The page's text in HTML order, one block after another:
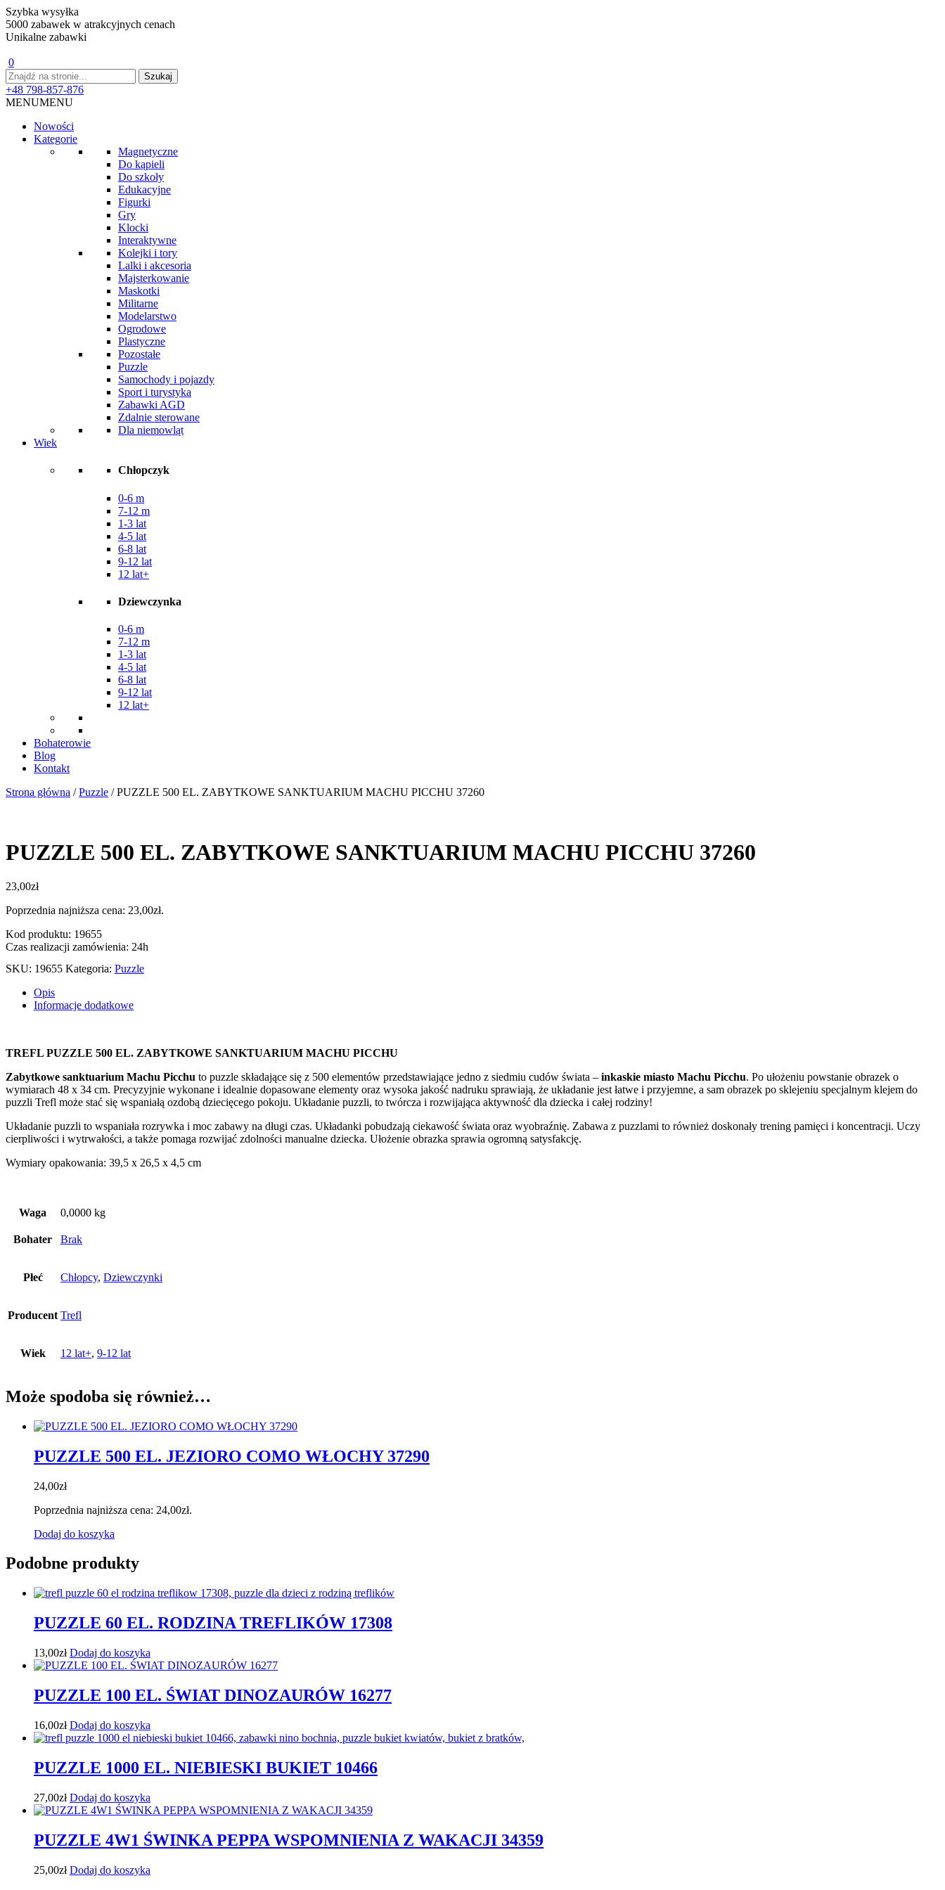
Szybka wysyłka
5000 zabawek w atrakcyjnych cenach
Unikalne zabawki
0
+48 798-857-876
MENUMENU
Nowości
Kategorie
Magnetyczne
Do kąpieli
Do szkoły
Edukacyjne
Figurki
Gry
Klocki
Interaktywne
Kolejki i tory
Lalki i akcesoria
Majsterkowanie
Maskotki
Militarne
Modelarstwo
Ogrodowe
Plastyczne
Pozostałe
Puzzle
Samochody i pojazdy
Sport i turystyka
Zabawki AGD
Zdalnie sterowane
Dla niemowląt
Wiek
Chłopczyk
0-6 m
7-12 m
1-3 lat
4-5 lat
6-8 lat
9-12 lat
12 lat+
Dziewczynka
0-6 m
7-12 m
1-3 lat
4-5 lat
6-8 lat
9-12 lat
12 lat+
Bohaterowie
Blog
Kontakt
Strona główna /Puzzle / PUZZLE 500 EL. ZABYTKOWE SANKTUARIUM MACHU PICCHU 37260
PUZZLE 500 EL. ZABYTKOWE SANKTUARIUM MACHU PICCHU 37260
23,00zł
Poprzednia najniższa cena: 23,00zł.
Kod produktu: 19655
Czas realizacji zamówienia: 24h
SKU: 19655 Kategoria: Puzzle
Opis
Informacje dodatkowe
TREFL PUZZLE 500 EL. ZABYTKOWE SANKTUARIUM MACHU PICCHU
Zabytkowe sanktuarium Machu Picchu to puzzle składające się z 500 elementów przedstawiające jedno z siedmiu cudów świata – inkaskie miasto Machu Picchu. Po ułożeniu powstanie obrazek o
wymiarach 48 x 34 cm. Precyzyjnie wykonane i idealnie dopasowane elementy oraz wysoka jakość nadruku sprawiają, że układanie jest łatwe i przyjemne, a sam obrazek po sklejeniu specjalnym klejem do
puzzli Trefl może stać się wspaniałą ozdobą dziecięcego pokoju. Układanie puzzli, to twórcza i rozwijająca aktywność dla dziecka i całej rodziny!
Układanie puzzli to wspaniała rozrywka i moc zabawy na długi czas. Układanki pobudzają ciekawość świata oraz wyobraźnię. Zabawa z puzzlami to również doskonały trening pamięci i koncentracji. Uczy
cierpliwości i wytrwałości, a także pomaga rozwijać zdolności manualne dziecka. Ułożenie obrazka sprawia ogromną satysfakcję.
Wymiary opakowania: 39,5 x 26,5 x 4,5 cm
Waga 0,0000 kg
Bohater Brak
Płeć Chłopcy, Dziewczynki
Producent Trefl
Wiek 12 lat+, 9-12 lat
Może spodoba się również…
PUZZLE 500 EL. JEZIORO COMO WŁOCHY 37290
24,00zł
Poprzednia najniższa cena: 24,00zł.
Dodaj do koszyka
Podobne produkty
PUZZLE 60 EL. RODZINA TREFLIKÓW 17308
13,00zł Dodaj do koszyka
PUZZLE 100 EL. ŚWIAT DINOZAURÓW 16277
16,00zł Dodaj do koszyka
PUZZLE 1000 EL. NIEBIESKI BUKIET 10466
27,00zł Dodaj do koszyka
PUZZLE 4W1 ŚWINKA PEPPA WSPOMNIENIA Z WAKACJI 34359
25,00zł Dodaj do koszyka